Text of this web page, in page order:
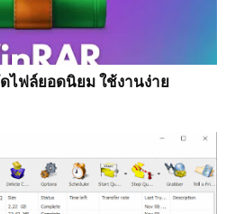
ไฟล์ยอดนิยม ใช้งานง่าย